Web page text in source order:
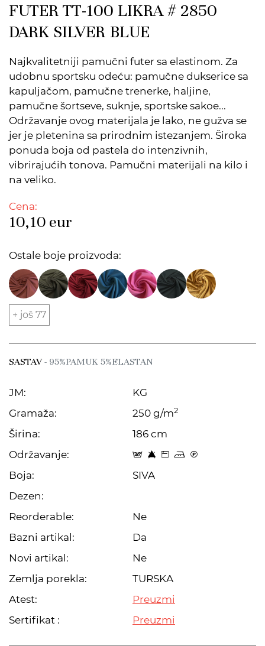
FUTER TT-100 LIKRA # 2850
DARK SILVER BLUE
Najkvalitetniji pamučni futer sa elastinom. Za
udobnu sportsku odeću: pamučne dukserice sa
kapuljačom, pamučne trenerke, haljine,
pamučne šortseve, suknje, sportske sakoe...
Održavanje ovog materijala je lako, ne gužva se
jer je pletenina sa prirodnim istezanjem. Široka
ponuda boja od pastela do intenzivnih,
vibrirajućih tonova. Pamučni materijali na kilo i
na veliko.
Cena:
10,10 eur
Ostale boje proizvoda:
+ još 77
SASTAV- 95%PAMUK 5%ELASTAN
JM:
KG
Gramaža:
250 g/m2
Širina:
186 cm
Održavanje:
t 8 Z p C
Boja:
SIVA
Dezen:
Reorderable:
Ne
Bazni artikal:
Da
Novi artikal:
Ne
Zemlja porekla:
TURSKA
Atest:
Preuzmi
Sertifikat :
Preuzmi